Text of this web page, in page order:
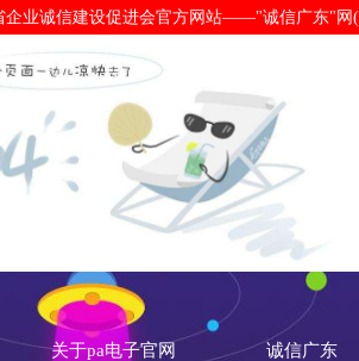
企业诚信建设促进会官方网站——"诚信广东"网
布《信用承诺实践创新助
》-pa电子官网
关于pa电子官网 诚信广东